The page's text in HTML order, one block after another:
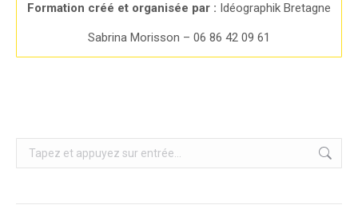
Formation créé et organisée par : Idéographik Bretagne
Sabrina Morisson – 06 86 42 09 61
Recherche
: